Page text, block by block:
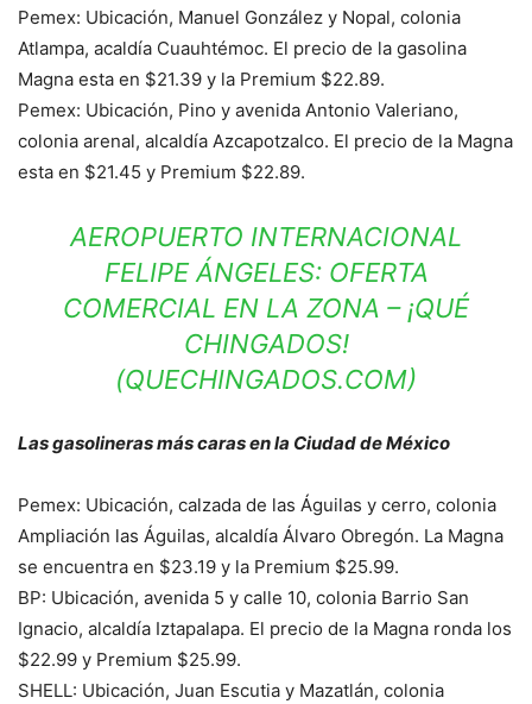
Pemex: Ubicación, Manuel González y Nopal, colonia
Atlampa, acaldía Cuauhtémoc. El precio de la gasolina
Magna esta en $21.39 y la Premium $22.89.
Pemex: Ubicación, Pino y avenida Antonio Valeriano,
colonia arenal, alcaldía Azcapotzalco. El precio de la Magna
esta en $21.45 y Premium $22.89.
AEROPUERTO INTERNACIONAL
FELIPE ÁNGELES: OFERTA
COMERCIAL EN LA ZONA – ¡QUÉ
CHINGADOS!
(QUECHINGADOS.COM)
Las gasolineras más caras en la Ciudad de México
Pemex: Ubicación, calzada de las Águilas y cerro, colonia
Ampliación las Águilas, alcaldía Álvaro Obregón. La Magna
se encuentra en $23.19 y la Premium $25.99.
BP: Ubicación, avenida 5 y calle 10, colonia Barrio San
Ignacio, alcaldía Iztapalapa. El precio de la Magna ronda los
$22.99 y Premium $25.99.
SHELL: Ubicación, Juan Escutia y Mazatlán, colonia